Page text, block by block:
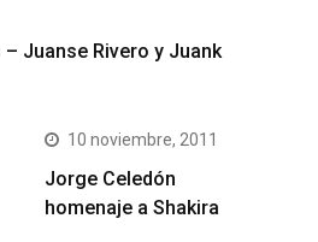
Juanse Rivero y Juank
10 noviembre, 2011
Jorge Celedón
homenaje a Shakira